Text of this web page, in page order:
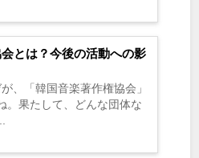
とは？今後の活動への影
、「韓国音楽著作権協会」
。果たして、どんな団体な